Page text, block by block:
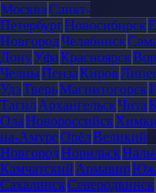
МоскваСанкт-
ПетербургНовосибирск
НовгородЧелябинск
ДонуУфаКрасноярск
ЧелныПензаКиров
УдэТверьМагнитогорск
ТагилАрхангельскЧита
ОлаНовороссийскХимки
на-АмуреОрёлВеликий
НовгородНорильск
Камчатский Армавир
СахалинскСеверодвинск